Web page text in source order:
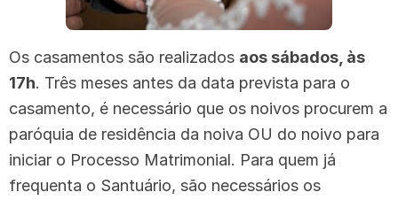
Os casamentos são realizados aos sábados, às
17h. Três meses antes da data prevista para o
casamento, é necessário que os noivos procurem a
paróquia de residência da noiva OU do noivo para
iniciar o Processo Matrimonial. Para quem já
frequenta o Santuário, são necessários os